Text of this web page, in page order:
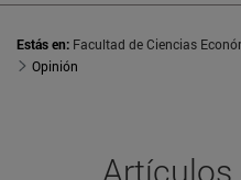
Estás en: Facultad de Ciencias
Opinión
Artículos